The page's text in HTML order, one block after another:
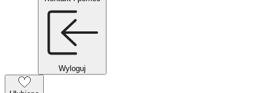
Wyloguj